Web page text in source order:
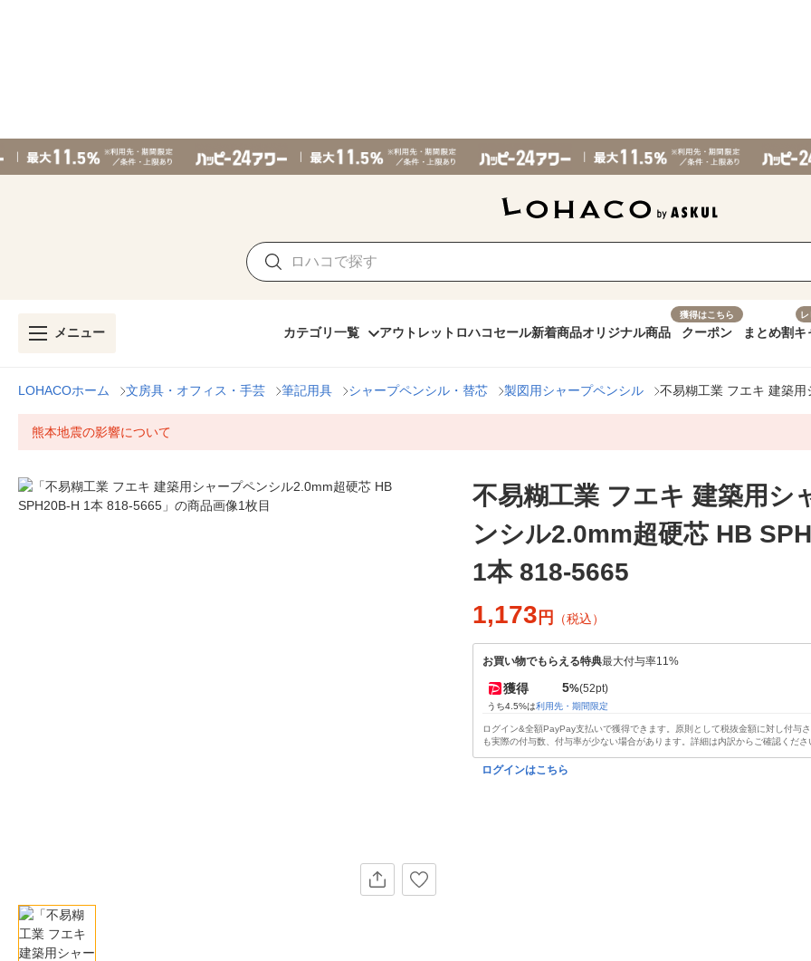
メニュー カテゴリ一覧 アウトレット ロハコセール新着商品オリジナル商品
獲得はこちら
クーポン まとめ割キ
LOHACOホーム 文房具・オフィス・手芸 筆記用具 シャープペンシル・替芯 製図用シャープペンシル 不易糊工業 フエキ 建築
熊本地震の影響について
不易糊工業 フエキ 建築用シ
ンシル2.0mm超硬芯 HB
1本 818-5665
1,173 円 （税込）
お買い物でもらえる特典最大付与率11%
獲得 5%(52pt)
うち4.5%は利用先・期間限定
ログイン&全額PayPay支払いで獲得できます。原則として税抜金額に対し付与
も実際の付与数、付与率が少ない場合があります。詳細は内訳からご確認くださ
ログインはこちら